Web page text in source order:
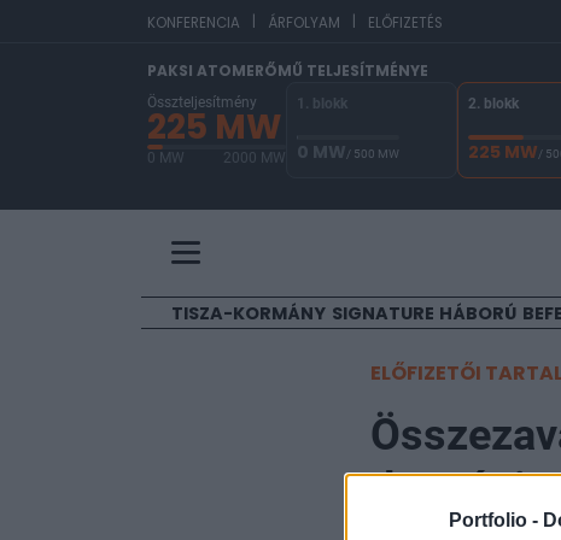
Portfolio -
KONFERENCIA | ÁRFOLYAM | ELŐFIZETÉS
PAKSI ATOMERŐMŰ TELJESÍTMÉNYE
Összteljesítmény
225 MW
0 MW 2000 MW
1. blokk
0 MW/ 500 MW
2. blokk
225 MW/
TISZA-KORMÁNY SIGNATURE HÁBORÚ
ELŐFIZETŐI
de